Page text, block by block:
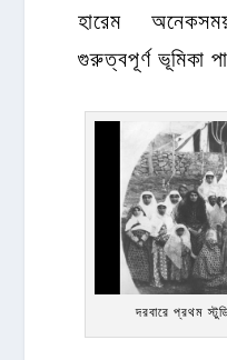
হারেম
গুরুত্বপূর্ণ ভূমিকা
দরবারে প্রথম